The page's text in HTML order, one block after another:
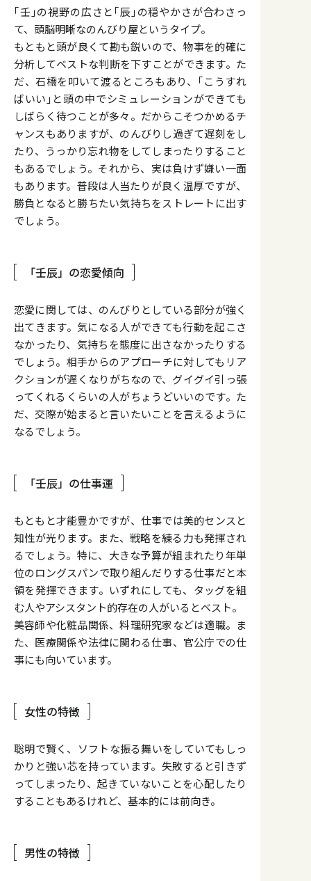
｢壬｣の視野の広さと｢辰｣の穏やかさが合わさっ
て、頭脳明晰なのんびり屋というタイプ。
もともと頭が良くて勘も鋭いので、物事を的確に
分析してベストな判断を下すことができます。た
だ、石橋を叩いて渡るところもあり、｢こうすれ
ばいい｣と頭の中でシミュレーションができても
しばらく待つことが多々。だからこそつかめるチ
ャンスもありますが、のんびりし過ぎて遅刻をし
たり、うっかり忘れ物をしてしまったりすること
もあるでしょう。それから、実は負けず嫌い一面
もあります。普段は人当たりが良く温厚ですが、
勝負となると勝ちたい気持ちをストレートに出す
でしょう。
「壬辰」の恋愛傾向
恋愛に関しては、のんびりとしている部分が強く
出てきます。気になる人ができても行動を起こさ
なかったり、気持ちを態度に出さなかったりする
でしょう。相手からのアプローチに対してもリア
クションが遅くなりがちなので、グイグイ引っ張
ってくれるくらいの人がちょうどいいのです。た
だ、交際が始まると言いたいことを言えるように
なるでしょう。
「壬辰」の仕事運
もともと才能豊かですが、仕事では美的センスと
知性が光ります。また、戦略を練る力も発揮され
るでしょう。特に、大きな予算が組まれたり年単
位のロングスパンで取り組んだりする仕事だと本
領を発揮できます。いずれにしても、タッグを組
む人やアシスタント的存在の人がいるとベスト。
美容師や化粧品関係、料理研究家などは適職。ま
た、医療関係や法律に関わる仕事、官公庁での仕
事にも向いています。
女性の特徴
聡明で賢く、ソフトな振る舞いをしていてもしっ
かりと強い芯を持っています。失敗すると引きず
ってしまったり、起きていないことを心配したり
することもあるけれど、基本的には前向き。
男性の特徴